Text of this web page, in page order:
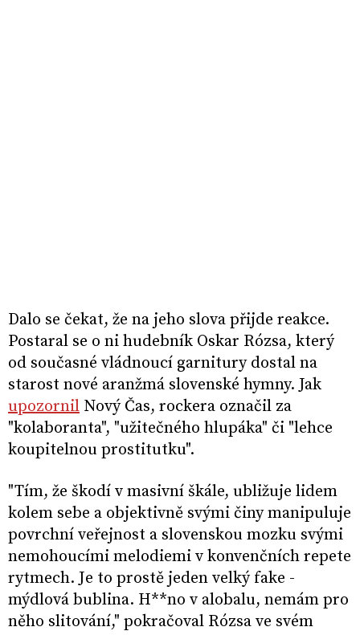
Dalo se čekat, že na jeho slova přijde reakce.
Postaral se o ni hudebník Oskar Rózsa, který
od současné vládnoucí garnitury dostal na
starost nové aranžmá slovenské hymny. Jak
upozornil Nový Čas, rockera označil za
"kolaboranta", "užitečného hlupáka" či "lehce
koupitelnou prostitutku".
"Tím, že škodí v masivní škále, ubližuje lidem
kolem sebe a objektivně svými činy manipuluje
povrchní veřejnost a slovenskou mozku svými
nemohoucími melodiemi v konvenčních repete
rytmech. Je to prostě jeden velký fake -
mýdlová bublina. H**no v alobalu, nemám pro
něho slitování," pokračoval Rózsa ve svém